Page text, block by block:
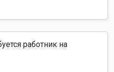
работник на